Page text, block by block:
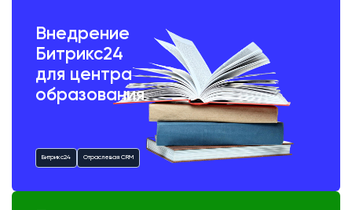
Внедрение
Битрикс24
для центра
образования
Битрикс24 Отраслевая CRM